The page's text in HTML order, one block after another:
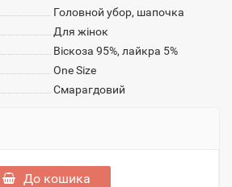
Головной убор, шапочка
Для жінок
Віскоза 95%, лайкра 5%
One Size
Смарагдовий
До кошика